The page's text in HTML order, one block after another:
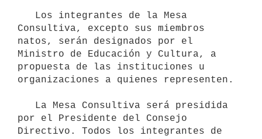
Consultiva, excepto sus miembros
natos, serán designados por el
Ministro de Educación y Cultura, a
propuesta de las instituciones u
organizaciones a quienes representen.
por el Presidente del Consejo
Directivo. Todos los integrantes de